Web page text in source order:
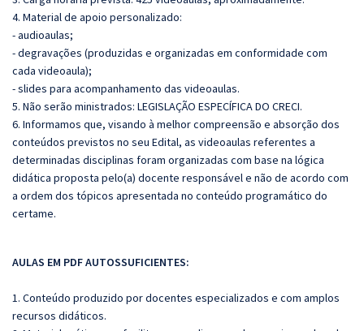
4. Material de apoio personalizado:
- audioaulas;
- degravações (produzidas e organizadas em conformidade com
cada videoaula);
- slides para acompanhamento das videoaulas.
5. Não serão ministrados: LEGISLAÇÃO ESPECÍFICA DO CRECI.
6. Informamos que, visando à melhor compreensão e absorção dos
conteúdos previstos no seu Edital, as videoaulas referentes a
determinadas disciplinas foram organizadas com base na lógica
didática proposta pelo(a) docente responsável e não de acordo com
a ordem dos tópicos apresentada no conteúdo programático do
certame.
AULAS EM PDF AUTOSSUFICIENTES:
1. Conteúdo produzido por docentes especializados e com amplos
recursos didáticos.